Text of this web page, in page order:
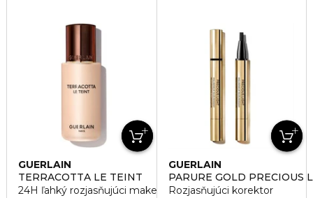
GUERLAIN
TERRACOTTA LE TEINT
24H ľahký rozjasňujúci make-up
GUERLAIN
PARURE GOLD PRECIOUS
Rozjasňujúci korektor